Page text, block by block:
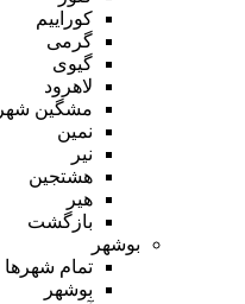
کوراییم
گرمی
گیوی
لاهرود
مشگین شهر
نمین
نیر
هشتجین
هیر
بازگشت
بوشهر
تمام شهر‌ها
بوشهر